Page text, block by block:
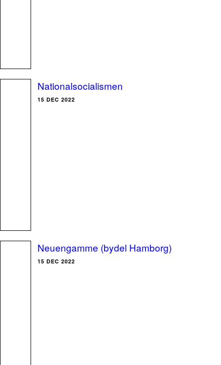
Nationalsocialismen
15 DEC 2022
Neuengamme (bydel Hamborg)
15 DEC 2022